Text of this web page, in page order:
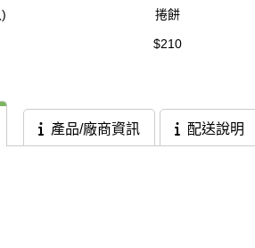
捲餅
$210
產品/廠商資訊 配送說明